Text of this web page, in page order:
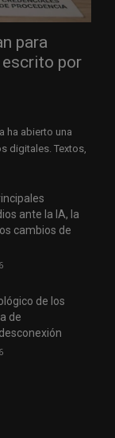
para
por
ha abierto una
digitales. Textos,
ante la IA, la
cambios de
de los
de